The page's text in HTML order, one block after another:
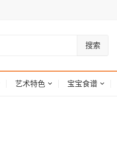
搜索
艺术特色 宝宝食谱